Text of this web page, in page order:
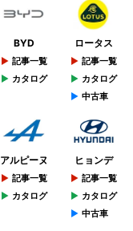
BYD
記事一覧
カタログ
ロータス
記事一覧
カタログ
中古車
アルピーヌ
記事一覧
カタログ
ヒョンデ
記事一覧
カタログ
中古車